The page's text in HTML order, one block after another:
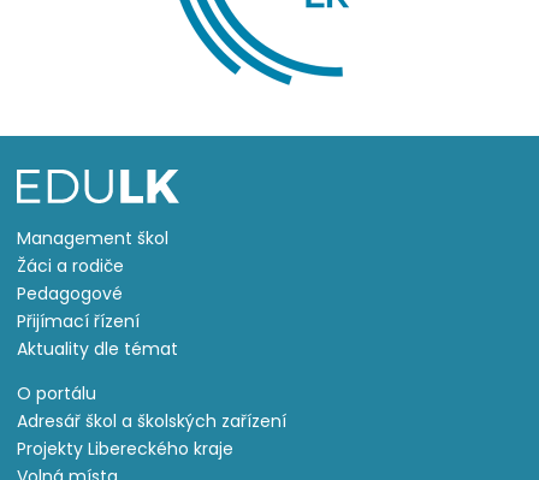
Management škol
Žáci a rodiče
Pedagogové
Přijímací řízení
Aktuality dle témat
O portálu
Adresář škol a školských zařízení
Projekty Libereckého kraje